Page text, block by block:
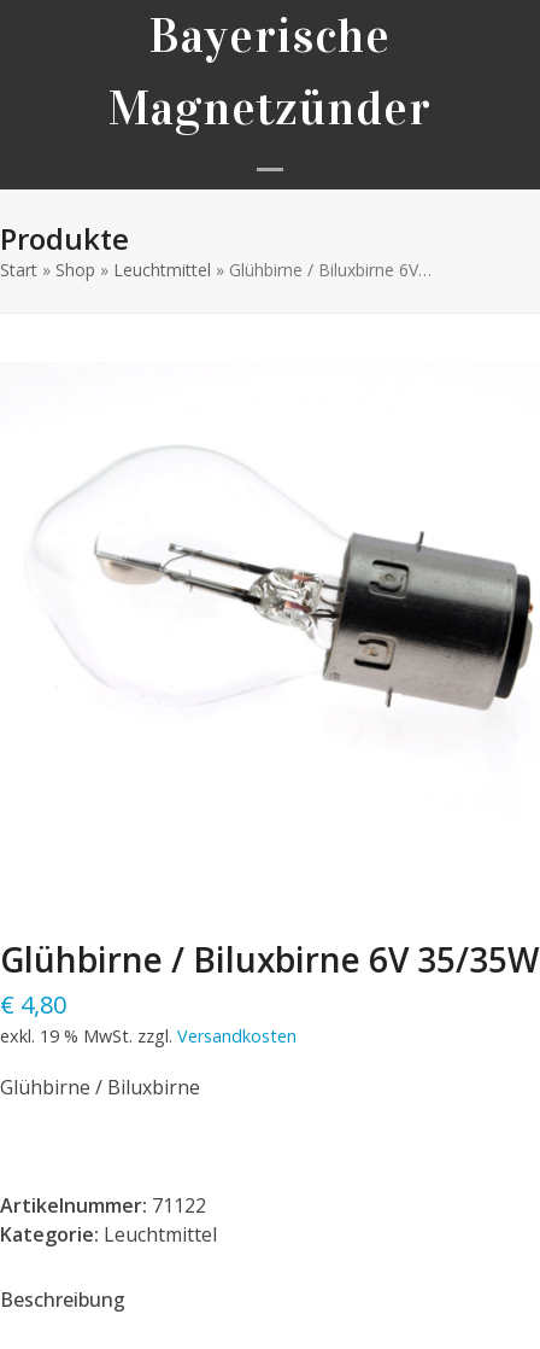
Bayerische
Magnetzünder
Open
menu
Close
menu
Produkte
Start » Shop » Leuchtmittel » Glühbirne / Biluxbirne 6V…
Glühbirne / Biluxbirne 6V 35/35W
€ 4,80
exkl. 19 % MwSt. zzgl. Versandkosten
Glühbirne / Biluxbirne
Artikelnummer: 71122
Kategorie: Leuchtmittel
Beschreibung